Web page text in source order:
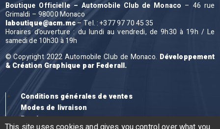
Boutique Officielle – Automobile Club de Monaco – 46 rue
Grimaldi – 98000 Monaco
laboutique@acm.mc– Tel. : +377 97 70 45 35
Horaires d’ouverture : du lundi au vendredi, de 9h30 à 19h / Le
samedi de 10h30 à 19h
© Copyright 2022 Automobile Club de Monaco. Développement
& Création Graphique par Federall.
Conditions générales de ventes
Modes de livraison
Remboursement et retour